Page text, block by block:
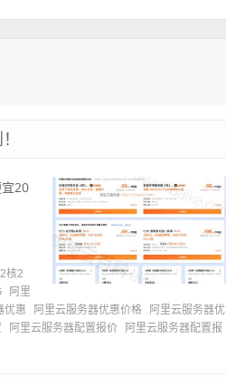
20
核2
阿里
优惠 阿里云服务器优惠价格
阿里云服务器优
阿里云服务器配置报价
阿里云服务器配置报